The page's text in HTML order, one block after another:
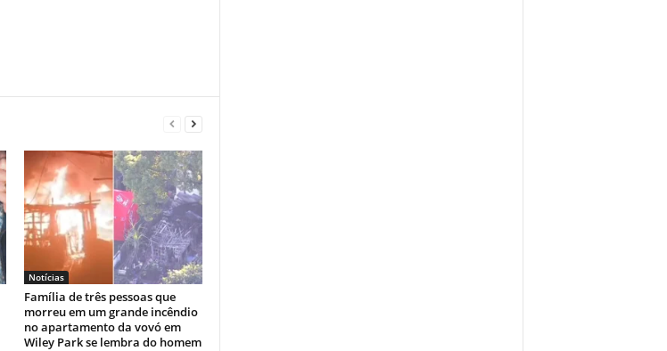
Notícias
Família de três pessoas que
morreu em um grande incêndio
no apartamento da vovó em
Wiley Park se lembra do homem